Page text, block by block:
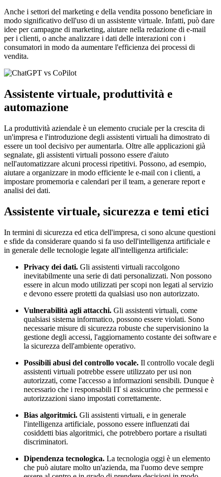
Anche i settori del marketing e della vendita possono beneficiare in
modo significativo dell'uso di un assistente virtuale. Infatti, può dare
idee per campagne di marketing, aiutare nella redazione di e-mail
per i clienti, o anche analizzare i dati delle interazioni con i
consumatori in modo da aumentare l'efficienza dei processi di
vendita.
Assistente virtuale, produttività e
automazione
La produttività aziendale è un elemento cruciale per la crescita di
un'impresa e l'introduzione degli assistenti virtuali ha dimostrato di
essere un tool decisivo per aumentarla. Oltre alle applicazioni già
segnalate, gli assistenti virtuali possono essere d'aiuto
nell'automatizzare alcuni processi ripetitivi. Possono, ad esempio,
aiutare a organizzare in modo efficiente le e-mail con i clienti, a
impostare promemoria e calendari per il team, a generare report e
analisi dei dati.
Assistente virtuale, sicurezza e temi etici
In termini di sicurezza ed etica dell'impresa, ci sono alcune questioni
e sfide da considerare quando si fa uso dell'intelligenza artificiale e
in generale delle tecnologie legate all'intelligenza artificiale:
Privacy dei dati. Gli assistenti virtuali raccolgono
inevitabilmente una serie di dati personalizzati. Non possono
essere in alcun modo utilizzati per scopi non legati al servizio
e devono essere protetti da qualsiasi uso non autorizzato.
Vulnerabilità agli attacchi. Gli assistenti virtuali, come
qualsiasi sistema informatico, possono essere violati. Sono
necessarie misure di sicurezza robuste che supervisionino la
gestione degli accessi, l'aggiornamento costante dei software e
la sicurezza dell'ambiente operativo.
Possibili abusi del controllo vocale. Il controllo vocale degli
assistenti virtuali potrebbe essere utilizzato per usi non
autorizzati, come l'accesso a informazioni sensibili. Dunque è
necessario che i responsabili IT si assicurino che permessi e
autorizzazioni siano impostati correttamente.
Bias algoritmici. Gli assistenti virtuali, e in generale
l'intelligenza artificiale, possono essere influenzati dai
cosiddetti bias algoritmici, che potrebbero portare a risultati
discriminatori.
Dipendenza tecnologica. La tecnologia oggi è un elemento
che può aiutare molto un'azienda, ma l'uomo deve sempre